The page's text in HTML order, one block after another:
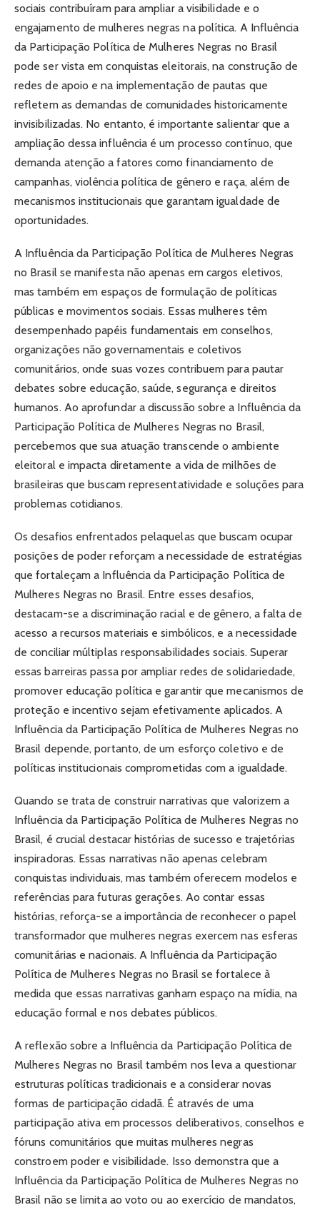
sociais contribuíram para ampliar a visibilidade e o
engajamento de mulheres negras na política. A Influência
da Participação Política de Mulheres Negras no Brasil
pode ser vista em conquistas eleitorais, na construção de
redes de apoio e na implementação de pautas que
refletem as demandas de comunidades historicamente
invisibilizadas. No entanto, é importante salientar que a
ampliação dessa influência é um processo contínuo, que
demanda atenção a fatores como financiamento de
campanhas, violência política de gênero e raça, além de
mecanismos institucionais que garantam igualdade de
oportunidades.
A Influência da Participação Política de Mulheres Negras
no Brasil se manifesta não apenas em cargos eletivos,
mas também em espaços de formulação de políticas
públicas e movimentos sociais. Essas mulheres têm
desempenhado papéis fundamentais em conselhos,
organizações não governamentais e coletivos
comunitários, onde suas vozes contribuem para pautar
debates sobre educação, saúde, segurança e direitos
humanos. Ao aprofundar a discussão sobre a Influência da
Participação Política de Mulheres Negras no Brasil,
percebemos que sua atuação transcende o ambiente
eleitoral e impacta diretamente a vida de milhões de
brasileiras que buscam representatividade e soluções para
problemas cotidianos.
Os desafios enfrentados pelaquelas que buscam ocupar
posições de poder reforçam a necessidade de estratégias
que fortaleçam a Influência da Participação Política de
Mulheres Negras no Brasil. Entre esses desafios,
destacam-se a discriminação racial e de gênero, a falta de
acesso a recursos materiais e simbólicos, e a necessidade
de conciliar múltiplas responsabilidades sociais. Superar
essas barreiras passa por ampliar redes de solidariedade,
promover educação política e garantir que mecanismos de
proteção e incentivo sejam efetivamente aplicados. A
Influência da Participação Política de Mulheres Negras no
Brasil depende, portanto, de um esforço coletivo e de
políticas institucionais comprometidas com a igualdade.
Quando se trata de construir narrativas que valorizem a
Influência da Participação Política de Mulheres Negras no
Brasil, é crucial destacar histórias de sucesso e trajetórias
inspiradoras. Essas narrativas não apenas celebram
conquistas individuais, mas também oferecem modelos e
referências para futuras gerações. Ao contar essas
histórias, reforça-se a importância de reconhecer o papel
transformador que mulheres negras exercem nas esferas
comunitárias e nacionais. A Influência da Participação
Política de Mulheres Negras no Brasil se fortalece à
medida que essas narrativas ganham espaço na mídia, na
educação formal e nos debates públicos.
A reflexão sobre a Influência da Participação Política de
Mulheres Negras no Brasil também nos leva a questionar
estruturas políticas tradicionais e a considerar novas
formas de participação cidadã. É através de uma
participação ativa em processos deliberativos, conselhos e
fóruns comunitários que muitas mulheres negras
constroem poder e visibilidade. Isso demonstra que a
Influência da Participação Política de Mulheres Negras no
Brasil não se limita ao voto ou ao exercício de mandatos,